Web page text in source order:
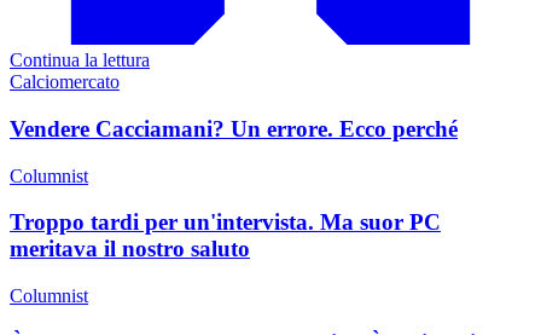
Continua la lettura
Calciomercato
Vendere Cacciamani? Un errore. Ecco perché
Columnist
Troppo tardi per un'intervista. Ma suor PC
meritava il nostro saluto
Columnist